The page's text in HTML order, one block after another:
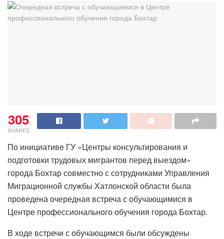
305
SHARES
По инициативе ГУ «Центры консультирования и
подготовки трудовых мигрантов перед выездом»
города Бохтар совместно с сотрудниками Управления
Миграционной службы Хатлонской области была
проведена очередная встреча с обучающимися в
Центре профессионального обучения города Бохтар.
В ходе встречи с обучающимся были обсуждены